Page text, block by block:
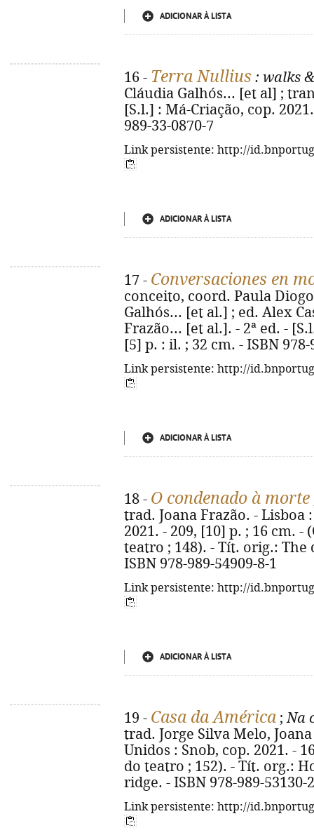
ADICIONAR À LISTA
16 - Terra Nullius : walks
Cláudia Galhós... [et al] ;
[S.l.] : Má-Criação, cop.
989-33-0870-7
Link persistente: http://
ADICIONAR À LISTA
17 - Conversaciones en
conceito, coord. Paula
Galhós... [et al.] ; ed. Alex
Frazão... [et al.]. - 2ª ed. -
[5] p. : il. ; 32 cm. - ISBN 978-
Link persistente: http://
ADICIONAR À LISTA
18 - O condenado à morte
trad. Joana Frazão. - Lisboa
2021. - 209, [10] p. ; 16 cm.
teatro ; 148). - Tít. orig.:
ISBN 978-989-54909-8-1
Link persistente: http://
ADICIONAR À LISTA
19 - Casa da América ;Na
trad. Jorge Silva Melo,
Unidos : Snob, cop. 2021. -
do teatro ; 152). - Tít. org.:
ridge. - ISBN 978-989-53130-
Link persistente: http://